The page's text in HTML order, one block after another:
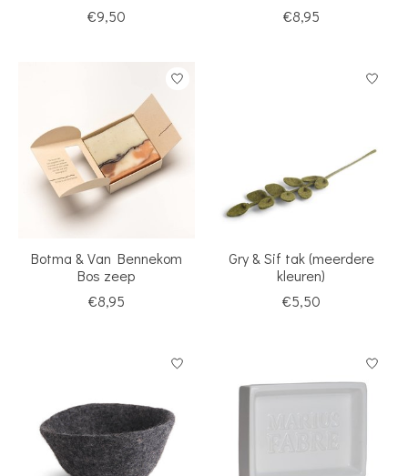
€9,50
€8,95
Botma & Van Bennekom
Bos zeep
€8,95
Gry & Sif tak (meerdere
kleuren)
€5,50